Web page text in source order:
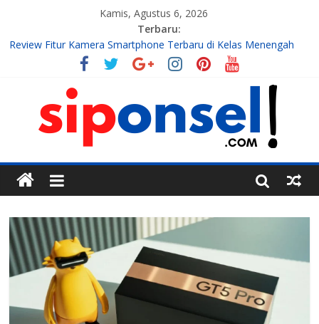
Kamis, Agustus 6, 2026
Terbaru:
Review Fitur Kamera Smartphone Terbaru di Kelas Menengah
10 Aplikasi AI Gratis Terbaik untuk Membuat Konten Instagram
7 Handphone Termahal
Teknologi Gadget, Handphone, dan Aplikasi Terbaru
Tren Teknologi Mobile yang Sedang Berkembang di Tahun Ini